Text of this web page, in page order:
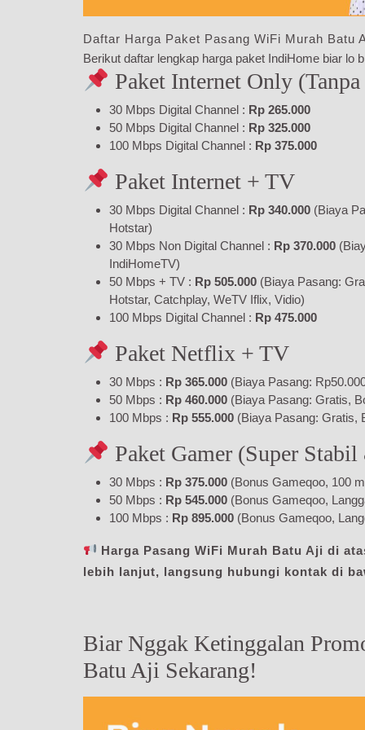
Daftar Harga Paket Pasang WiFi Murah Batu
Berikut daftar lengkap harga paket IndiHome biar lo
Paket Internet Only
30 Mbps Digital Channel : Rp 265.000
50 Mbps Digital Channel : Rp 325.000
100 Mbps Digital Channel : Rp 375.000
Paket Internet + TV
30 Mbps Digital Channel : Rp 340.000 (Biaya
Hotstar)
30 Mbps Non Digital Channel : Rp 370.000
IndiHomeTV)
50 Mbps + TV : Rp 505.000 (Biaya Pasang:
Hotstar, Catchplay, WeTV Iflix, Vidio)
100 Mbps Digital Channel : Rp 475.000
Paket Netflix + TV
30 Mbps : Rp 365.000 (Biaya Pasang:
50 Mbps : Rp 460.000 (Biaya Pasang: Gratis,
100 Mbps : Rp 555.000 (Biaya Pasang: Gratis,
Paket Gamer (Super
30 Mbps : Rp 375.000 (Bonus Gameqoo, 100
50 Mbps : Rp 545.000 (Bonus Gameqoo,
100 Mbps : Rp 895.000 (Bonus Gameqoo,
Harga Pasang WiFi Murah Batu Aji di
lebih lanjut, langsung hubungi kontak di
Biar Nggak Ketinggalan
Batu Aji Sekarang!